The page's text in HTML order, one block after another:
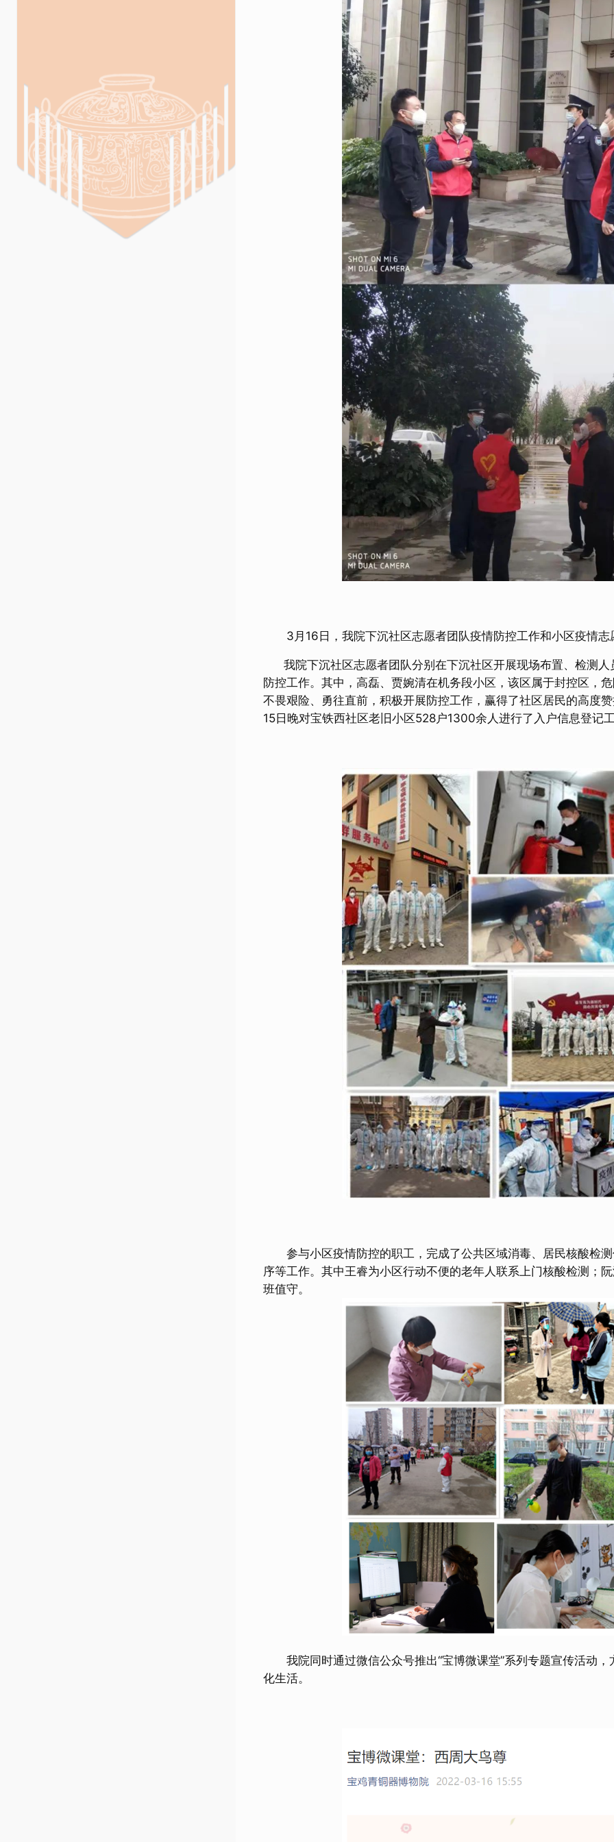
3月16日，我院下沉社区志愿者团队疫情防控工作和小区疫情志
我院下沉社区志愿者团队分别在下沉社区开展现场布置、检测人
防控工作。其中，高磊、贾婉清在机务段小区，该区属于封控区，
不畏艰险、勇往直前，积极开展防控工作，赢得了社区居民的高度
15日晚对宝铁西社区老旧小区528户1300余人进行了入户信息登记
参与小区疫情防控的职工，完成了公共区域消毒、居民核酸检测
序等工作。其中王睿为小区行动不便的老年人联系上门核酸检测；
班值守。
我院同时通过微信公众号推出“宝博微课堂”系列专题宣传活动，
化生活。